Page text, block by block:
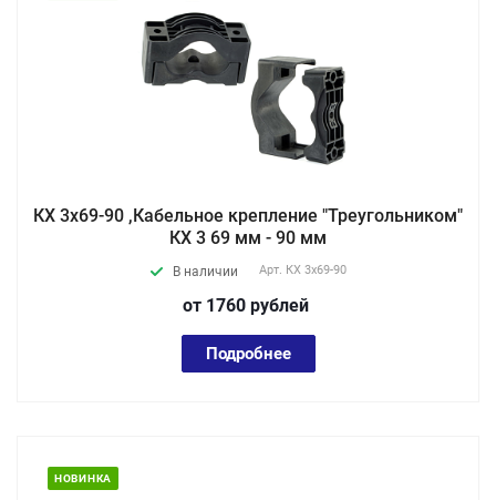
КХ 3x69-90 ,Кабельное крепление "Треугольником"
КХ 3 69 мм - 90 мм
В наличии Арт. КХ 3x69-90
от 1760 рублей
Подробнее
НОВИНКА